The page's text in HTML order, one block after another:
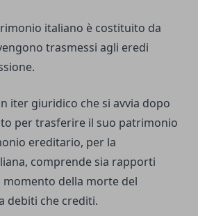
italiano è costituito da
trasmessi agli eredi
iter giuridico che si avvia dopo
per trasferire il suo patrimonio
ereditario, per la
comprende sia rapporti
momento della morte del
debiti che crediti.